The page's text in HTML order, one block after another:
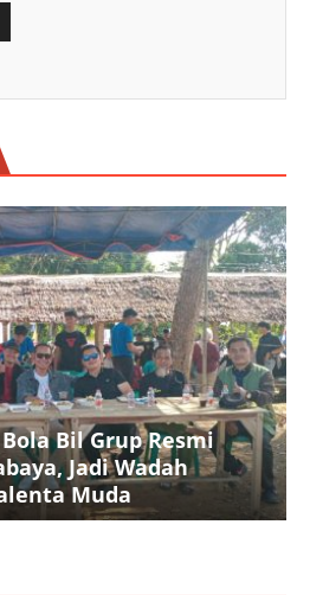
Bil Grup Resmi
Jadi Wadah
Muda